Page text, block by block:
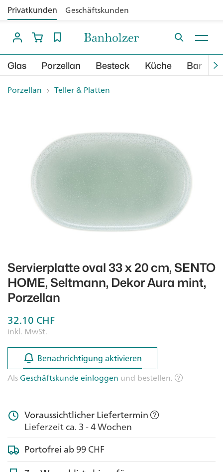
Privatkunden Geschäftskunden
Glas Porzellan Besteck Küche Bar
Porzellan › Teller & Platten
Servierplatte oval 33 x 20 cm, SENTO
HOME, Seltmann, Dekor Aura mint,
Porzellan
32.10 CHF
inkl. MwSt.
Benachrichtigung aktivieren
Benachrichtigung aktivieren
AlsGeschäftskunde einloggen und bestellen.
Voraussichtlicher Liefertermin
Lieferzeit ca. 3 - 4 Wochen
Portofrei ab99 CHF